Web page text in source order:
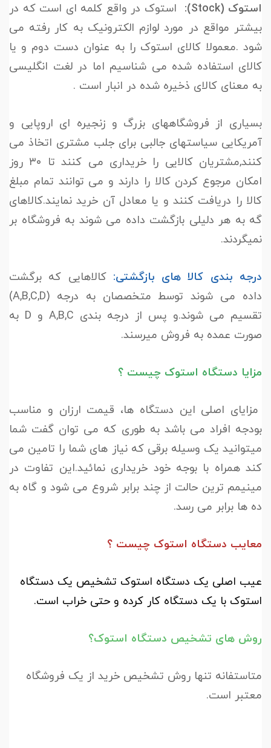
استوک (Stock):
استوک در واقع کلمه ای است که در
بیشتر مواقع در مورد لوازم الکترونیک به کار رفته می
شود .معمولا کالای استوک را به عنوان دست دوم و یا
کالای استفاده شده می شناسیم اما در لغت انگلیسی
به معنای کالای ذخیره شده در انبار است .
بسیاری از فروشگاههای بزرگ و زنجیره ای اروپایی و
آمریکایی سیاستهای جالبی برای جلب مشتری اتخاذ می
کنند,مشتریان کالایی را خریداری می کنند تا ۳۰ روز
امکان مرجوع کردن کالا را دارند و می توانند تمام مبلغ
کالا را دریافت کنند و یا معادل آن خرید نمایند.کالاهای
گه به هر دلیلی بازگشت داده می شوند به فروشگاه بر
نمیگردند.
درجه بندی کالا های بازگشتی: کالاهایی که برگشت
داده می شوند توسط متخصصان به درجه (A,B,C,D)
تقسیم می شوند.و پس از درجه بندی A,B,C و D به
صورت عمده به فروش میرسند.
مزایا دستگاه استوک چیست ؟
مزایای اصلی این دستگاه ها، قیمت ارزان و مناسب
بودجه افراد می باشد به طوری که می توان گفت شما
میتوانید یک وسیله برقی که نیاز های شما را تامین می
کند همراه با بوجه خود خریداری نمائید.این تفاوت در
مینیمم ترین حالت از چند برابر شروع می شود و گاه به
ده ها برابر می رسد.
معایب دستگاه استوک چیست ؟
عیب اصلی یک دستگاه استوک تشخیص یک دستگاه
استوک با یک دستگاه کار کرده و حتی خراب است.
روش های تشخیص دستگاه استوک؟
متاستفانه تنها روش تشخیص خرید از یک فروشگاه
معتبر است.